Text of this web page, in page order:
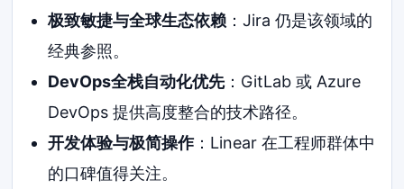
极致敏捷与全球生态依赖：Jira 仍是该领域的
经典参照。
DevOps全栈自动化优先：GitLab 或 Azure
DevOps 提供高度整合的技术路径。
开发体验与极简操作：Linear 在工程师群体中
的口碑值得关注。